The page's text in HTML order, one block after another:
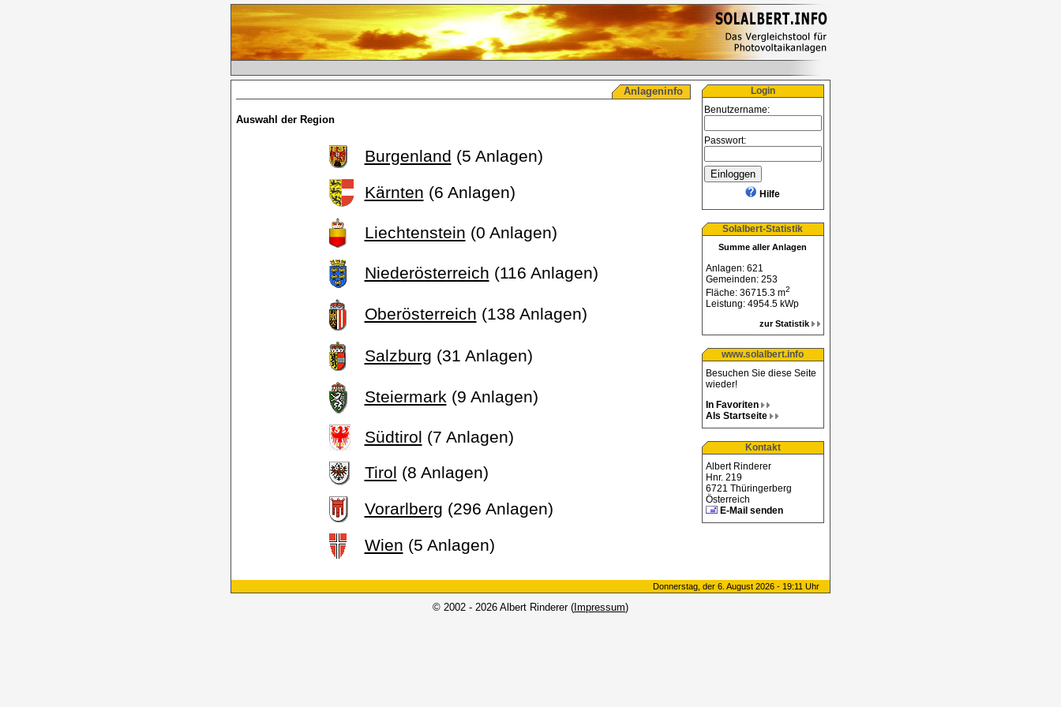
Anlageninfo
Auswahl der Region
Burgenland (5 Anlagen)
Kärnten (6 Anlagen)
Liechtenstein (0 Anlagen)
Niederösterreich (116 Anlagen)
Oberösterreich (138 Anlagen)
Salzburg (31 Anlagen)
Steiermark(9 Anlagen)
Südtirol (7 Anlagen)
Tirol (8 Anlagen)
Vorarlberg (296 Anlagen)
Wien (5 Anlagen)
Login
Benutzername:
Passwort:
Hilfe
Solalbert-Statistik
Summe aller Anlagen
Anlagen: 621
Gemeinden: 253
Fläche: 36715.3 m2
Leistung: 4954.5 kWp
zur Statistik
www.solalbert.info
Besuchen Sie diese Seite
wieder!
In Favoriten
Als Startseite
Kontakt
Albert Rinderer
Hnr. 219
6721 Thüringerberg
Österreich
E-Mail senden
Donnerstag, der 6. August 2026 - 19:11 Uhr
© 2002 - 2026 Albert Rinderer ( Impressum)